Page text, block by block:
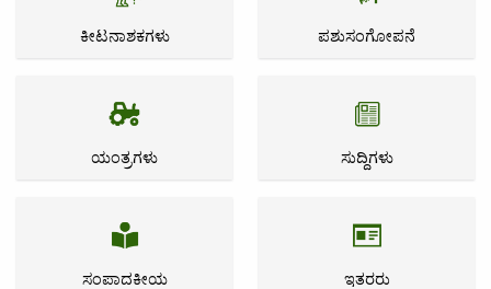
ಕೀಟನಾಶಕಗಳು ಪಶುಸಂಗೋಪನೆ
ಯಂತ್ರಗಳು ಸುದ್ದಿಗಳು
ಸಂಪಾದಕೀಯ ಇತರರು